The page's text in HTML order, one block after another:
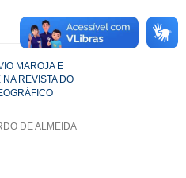
MAROJA E
REVISTA DO
DE ALMEIDA